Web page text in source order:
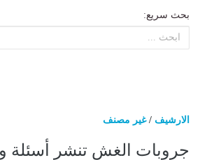
بحث سريع:
الارشيف /غير مصنف
جروبات الغش تنشر أسئلة